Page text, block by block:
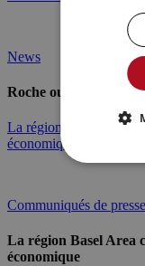
News
Roche ouvre son
La région Basel Area
économique
Communiqués de presse
La région Basel Area
économique